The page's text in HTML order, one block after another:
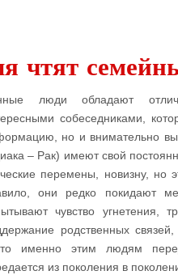
чтят
люди обладают
собеседниками,
но и внимательно
– Рак) имеют свой
перемены, новизну, но
они редко покидают
чувство угнетения,
родственных
именно этим людям
из поколения в